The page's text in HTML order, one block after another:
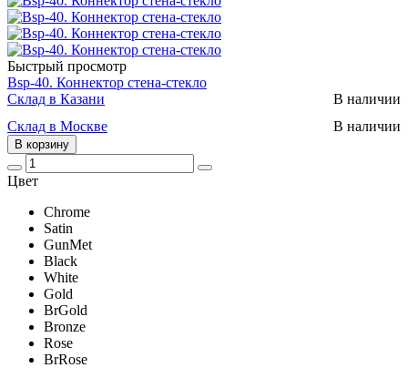
Быстрый просмотр
Bsp-40. Коннектор стена-стекло
Склад в Казани
В наличии
Склад в Москве
В наличии
В корзину
Цвет
Chrome
Satin
GunMet
Black
White
Gold
BrGold
Bronze
Rose
BrRose